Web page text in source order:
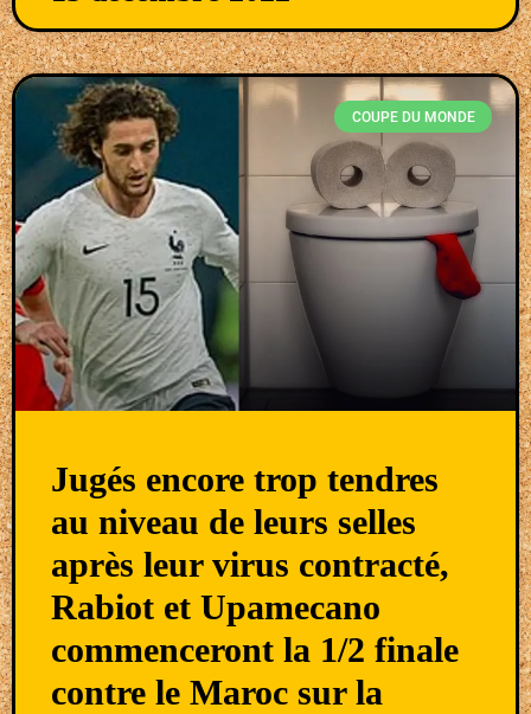
COUPE DU MONDE
Jugés encore trop tendres
au niveau de leurs selles
après leur virus contracté,
Rabiot et Upamecano
commenceront la 1/2 finale
contre le Maroc sur la